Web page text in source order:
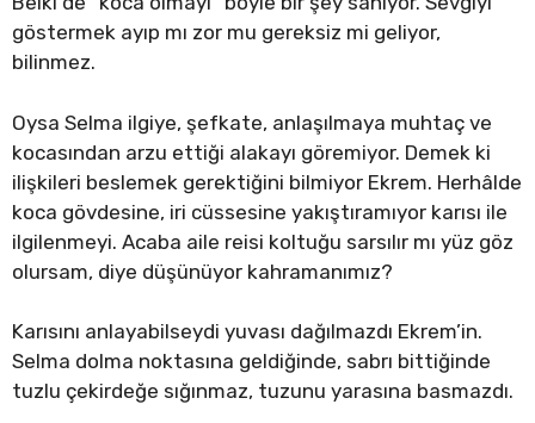
göstermek ayıp mı zor mu gereksiz mi geliyor,
bilinmez.
Oysa Selma ilgiye, şefkate, anlaşılmaya muhtaç ve
kocasından arzu ettiği alakayı göremiyor. Demek ki
ilişkileri beslemek gerektiğini bilmiyor Ekrem. Herhâlde
koca gövdesine, iri cüssesine yakıştıramıyor karısı ile
ilgilenmeyi. Acaba aile reisi koltuğu sarsılır mı yüz göz
olursam, diye düşünüyor kahramanımız?
Karısını anlayabilseydi yuvası dağılmazdı Ekrem’in.
Selma dolma noktasına geldiğinde, sabrı bittiğinde
tuzlu çekirdeğe sığınmaz, tuzunu yarasına basmazdı.